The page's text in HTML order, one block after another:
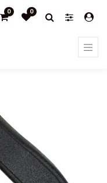
0 0
accesorios